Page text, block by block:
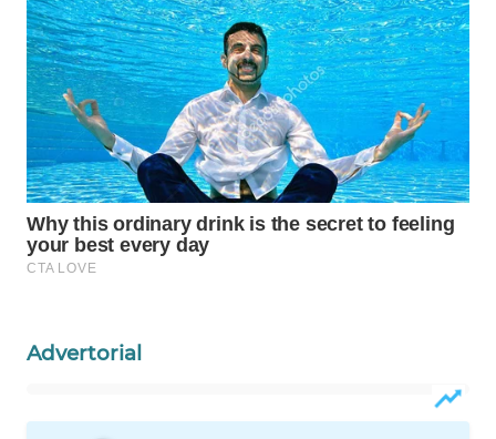
Advertorial
WAHANA
LISTRIK
WAHANA
TRAVEL
WAHANA
TV